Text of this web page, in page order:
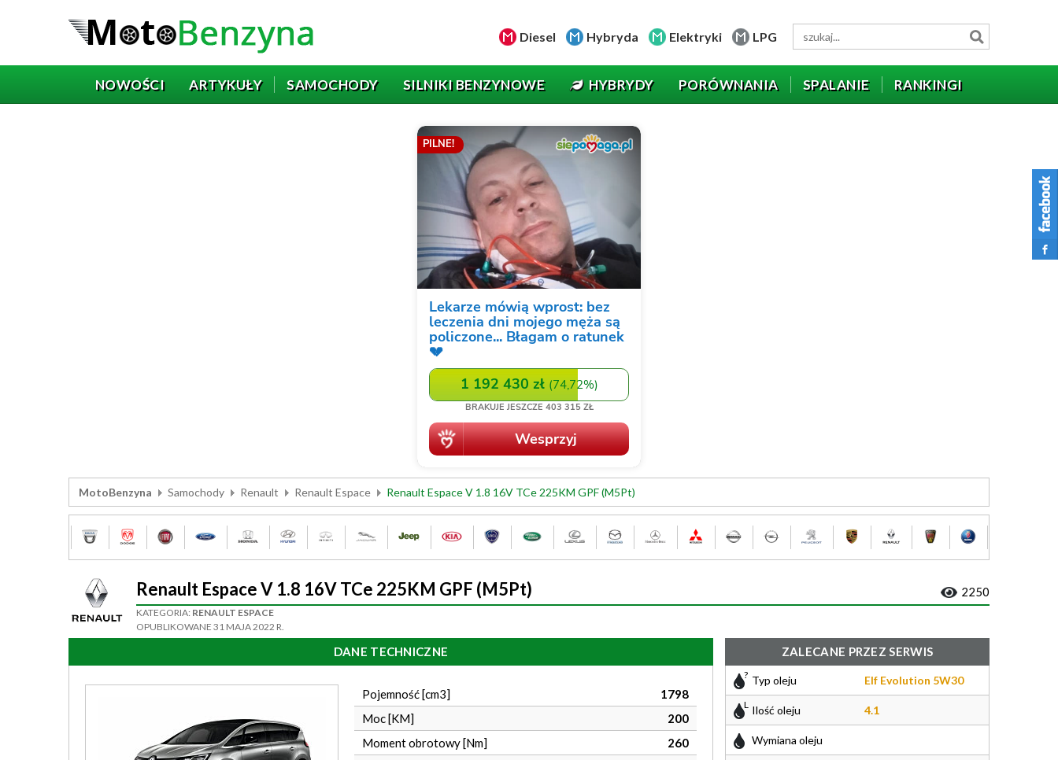
Diesel Hybryda Elektryki LPG
NOWOŚCI ARTYKUŁY SAMOCHODY SILNIKI BENZYNOWE HYBRYDY PORÓWNANIA SPALANIE RANKINGI
MotoBenzyna Samochody Renault Renault Espace Renault Espace V 1.8 16V TCe 225KM GPF (M5Pt)
Renault Espace V 1.8 16V TCe 225KM GPF (M5Pt) 2250
KATEGORIA: RENAULT ESPACE
OPUBLIKOWANE 31 MAJA 2022 R.
DANE TECHNICZNE
Pojemność [cm3]
1798
Moc [KM]
200
Moment obrotowy [Nm]
260
ZALECANE PRZEZ SERWIS
Typ oleju Elf Evolution 5W30
Ilość oleju 4.1
Wymiana oleju